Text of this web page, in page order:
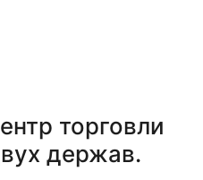
торговли
держав.